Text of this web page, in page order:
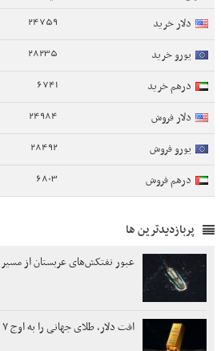
دلار خرید
24759
یورو خرید 28235
درهم خرید 6741
دلار فروش 24984
یورو فروش 28492
درهم فروش 6803
پربازدیدترین ها
عبور نفتکش‌های عربستان از
افت دلار، طلای جهانی را به اوج ۷ هفته‌ای رساند